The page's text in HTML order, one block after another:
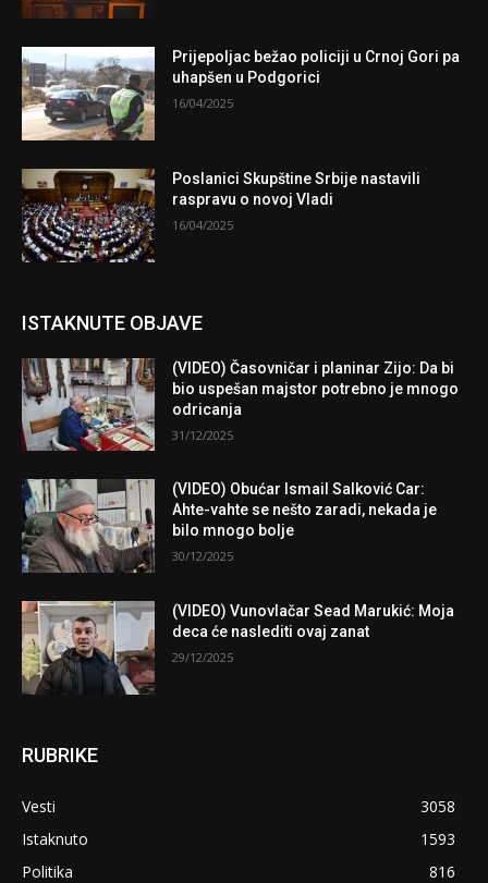
Prijepoljac bežao policiji u Crnoj Gori pa
uhapšen u Podgorici
16/04/2025
Poslanici Skupštine Srbije nastavili
raspravu o novoj Vladi
16/04/2025
ISTAKNUTE OBJAVE
(VIDEO) Časovničar i planinar Zijo: Da bi
bio uspešan majstor potrebno je mnogo
odricanja
31/12/2025
(VIDEO) Obućar Ismail Salković Car:
Ahte-vahte se nešto zaradi, nekada je
bilo mnogo bolje
30/12/2025
(VIDEO) Vunovlačar Sead Marukić: Moja
deca će naslediti ovaj zanat
29/12/2025
RUBRIKE
Vesti
3058
Istaknuto
1593
Politika
816